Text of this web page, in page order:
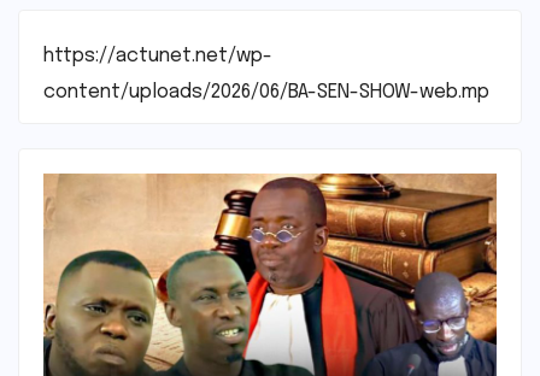
https://actunet.net/wp-
content/uploads/2026/06/BA-SEN-SHOW-web.mp